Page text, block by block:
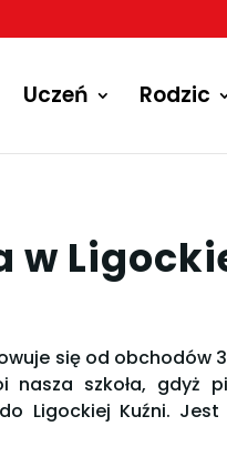
Uczeń Rodzic
w
się od
szkoła, gdyż
Ligockiej Kuźni.